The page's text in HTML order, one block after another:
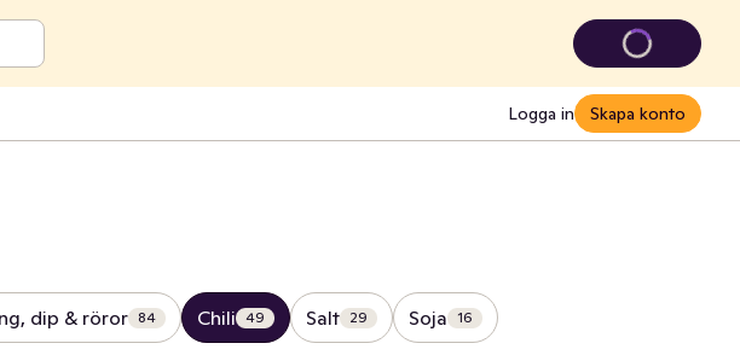
Logga in Skapa konto
dip & röror 84 Chili 49 Salt 29 Soja 16